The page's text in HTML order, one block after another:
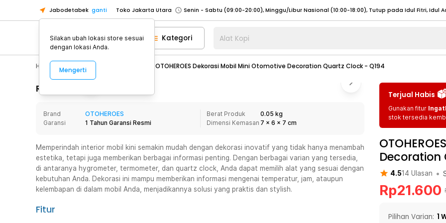
Jabodetabek ganti Toko Jakarta Utara
Toko Tangerang
Toko Cikupa
Pick n Go Jakarta Barat
Senin - Jumat (07:00 - 20:00), Sabtu - Minggu (08:00 - 20:00), Tutup pada Idul Fitri
Pick n Go Bekasi
Senin - Jumat (08:00 - 20:00), Sabtu - Minggu/ Libur Nasional (08:00 - 17:00)
Senin - Jumat (08:00 - 20:00), Sabtu - Minggu/ Libur Nasional (08:00 - 17:00) Selengkapnya
Senin - Sabtu (09:00-20:00), Minggu/Libur Nasional (12:00-20:00), Tutup pada Idul Fitri
Toko Jakarta Barat
Senin - Sabtu (09:00-20:00), Minggu/Libur Nasional (12:00-20:00), Tutup pada Idul Fitri
Toko Tangerang
Toko Cikupa
Pick n Go Jakarta Barat
Senin - Jumat (07:00 - 20:00), Sabtu - Minggu (08:00 - 20:00), Tutup pada Idul Fitri
Pick n Go Bekasi
Senin - Jumat (08:00 - 20:00), Sabtu - Minggu/ Libur Nasional (08:00 - 17:00) Selengkapnya
Kategori Alat Kopi
Hobby Mobil OTOHEROES Dekorasi Mobil Mini Otomotive Decoration Quartz Clock - Q194
Rincian Produk
Brand
OTOHEROES
Garansi
1 Tahun Garansi Resmi
Berat Produk
0.05 kg
Dimensi Kemasan 7 x 6 x 7 cm
Memperindah interior mobil kini semakin mudah dengan dekorasi inovatif yang tidak hanya menambah
estetika, tetapi juga memberikan berbagai informasi penting. Dengan berbagai varian yang tersedia,
di antaranya hygrometer, termometer, dan quartz clock, Anda dapat memilih alat yang sesuai dengan
kebutuhan Anda. Dekorasi ini mampu memberikan informasi mengenai temperatur, jam, ataupun
kelembapan di dalam mobil Anda, menjadikannya solusi yang praktis dan stylish.
Fitur
Terjual Habis
Gunakan fitur
stok tersedia
Decoration
4.514 Ulasan •
Rp21.600
Pilihan Varian: 1
Silakan ubah lokasi store sesuai
dengan lokasi Anda.
Mengerti